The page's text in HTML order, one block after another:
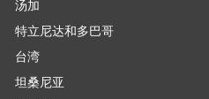
汤加
特立尼达和多巴哥
台湾
坦桑尼亚